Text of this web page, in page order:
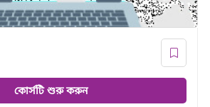
কোর্সটি শুরু করুন